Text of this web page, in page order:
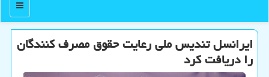
منو
ایرانسل تندیس ملی رعایت حقوق مصرف کنندگان
را دریافت کرد